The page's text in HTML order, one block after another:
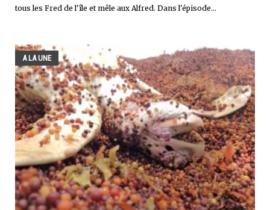
tous les Fred de l'île et mêle aux Alfred. Dans l'épisode...
A LA UNE